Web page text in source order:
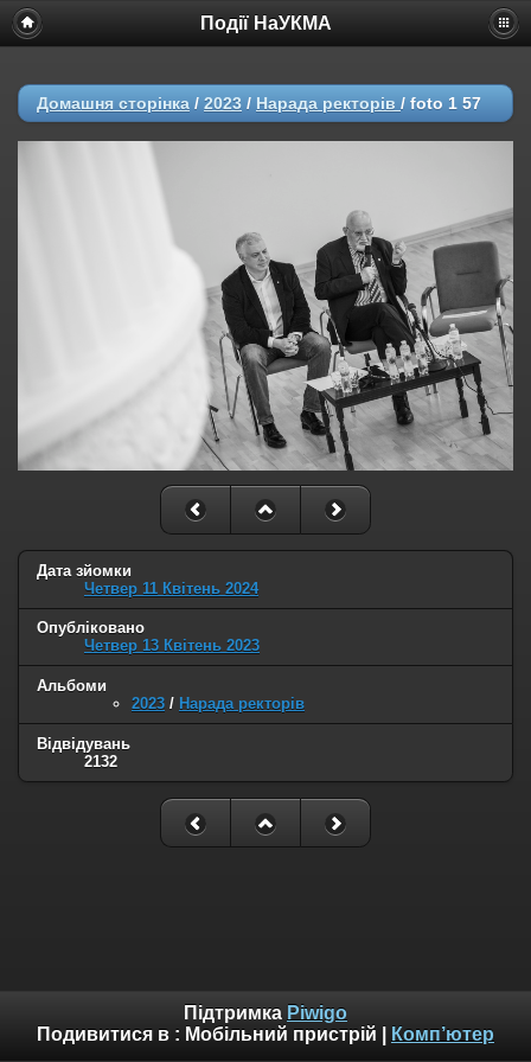
Події НаУКМА
Домашня сторінка / 2023 / Нарада ректорів / foto 1 57
Дата зйомки
Четвер 11 Квітень 2024
Опубліковано
Четвер 13 Квітень 2023
Альбоми
2023 / Нарада ректорів
Відвідувань
2132
Підтримка Piwigo
Подивитися в : Мобільний пристрій Комп’ютер